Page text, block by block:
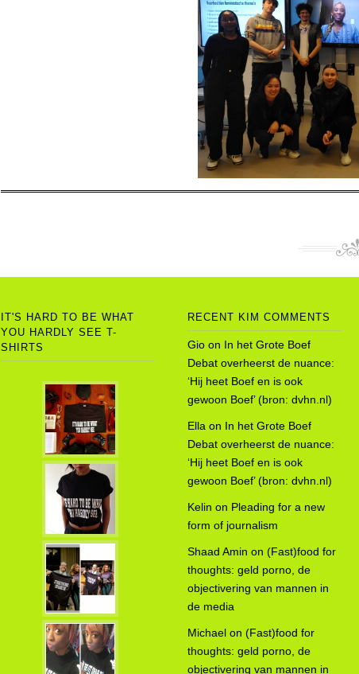
IT'S HARD TO BE WHAT
YOU HARDLY SEE T-
SHIRTS
RECENT KIM COMMENTS
Gio on In het Grote Boef
Debat overheerst de nuance:
‘Hij heet Boef en is ook
gewoon Boef’ (bron: dvhn.nl)
Ella on In het Grote Boef
Debat overheerst de nuance:
‘Hij heet Boef en is ook
gewoon Boef’ (bron: dvhn.nl)
Kelin on Pleading for a new
form of journalism
Shaad Amin on (Fast)food for
thoughts: geld porno, de
objectivering van mannen in
de media
Michael on (Fast)food for
thoughts: geld porno, de
objectivering van mannen in